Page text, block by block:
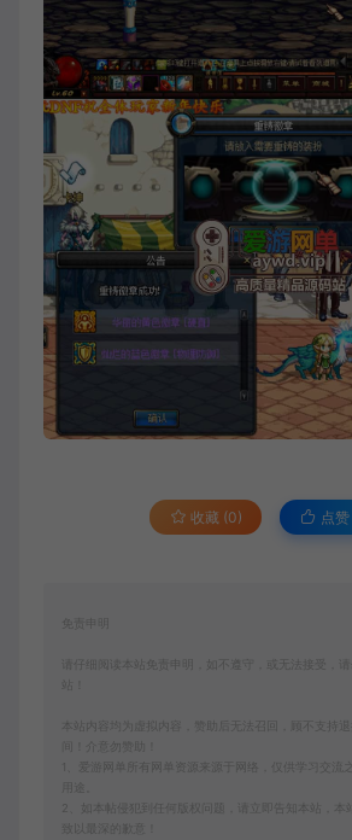
收藏 (0) 点赞
免责申明
请仔细阅读本站免责申明，如不遵守，或无法接受，
本站内容均为虚拟内容，赞助后无法召回，顾不支持退
间！介意勿赞助！
1、爱游网单所有网单资源来源于网络，仅供学习交流
2、如本帖侵犯到任何版权问题，请立即告知本站，本
致以最深的歉意！